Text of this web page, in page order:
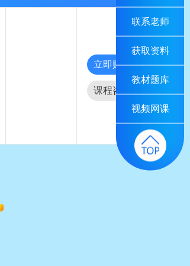
立即购买
课程咨询
联系老师
获取资料
教材题库
视频网课